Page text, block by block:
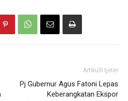
Artikulli tjetër
Pj Gubernur Agus Fatoni Lepas
Keberangkatan Ekspor